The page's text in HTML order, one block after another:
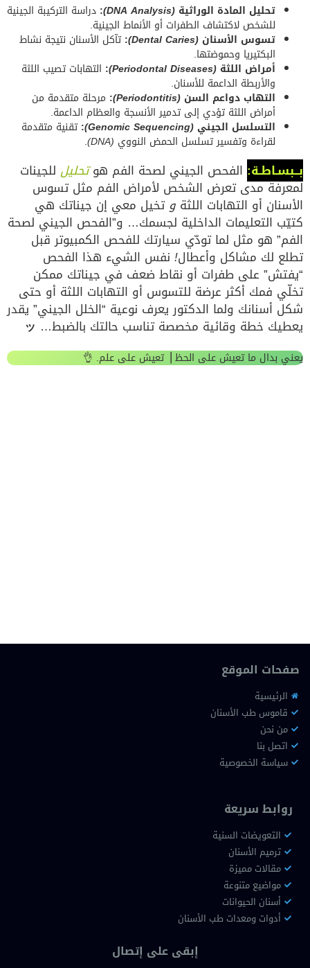
تحليل المادة الوراثية (DNA Analysis)
: دراسة التركيبة الجينية
للشخص لاكتشاف الطفرات أو الأنماط الجينية.
تسوس الأسنان (Dental Caries)
: تآكل الأسنان نتيجة نشاط
البكتيريا وحموضتها.
أمراض اللثة (Periodontal Diseases)
: التهابات تصيب اللثة
والأربطة الداعمة للأسنان.
التهاب دواعم السن (Periodontitis)
: مرحلة متقدمة من
أمراض اللثة تؤدي إلى تدمير الأنسجة والعظام الداعمة.
التسلسل الجيني (Genomic Sequencing)
: تقنية متقدمة
لقراءة وتفسير تسلسل الحمض النووي (DNA)
.
بــبسـاطـة: الفحص الجيني لصحة الفم هوتحليل للجينات
لمعرفة مدى تعرض الشخص لأمراض الفم مثل تسوس
الأسنان أو التهابات اللثة وتخيل معي إن جيناتك هي
كتيّب التعليمات الداخلية لجسمك… و”الفحص الجيني لصحة
الفم” هو مثل لما تودّي سيارتك للفحص الكمبيوتر قبل
تطلع لك مشاكل وأعطال! نفس الشيء هذا الفحص
“يفتش” على طفرات أو نقاط ضعف في جيناتك ممكن
تخلّي فمك أكثر عرضة للتسوس أو التهابات اللثة أو حتى
شكل أسنانك ولما الدكتور يعرف نوعية “الخلل الجيني” يقدر
يعطيك خطة وقائية مخصصة تناسب حالتك بالضبط… ッ
يعني بدال ما تعيش على الحظ ▕تعيش على علم. 👌
صفحات الموقع
الرئيسية
قاموس طب الأسنان
من نحن
اتصل بنا
سياسة الخصوصية
روابط سريعة
التعويضات السنية
ترميم الأسنان
مقالات مميزة
مواضيع متنوعة
أسنان الحيوانات
أدوات ومعدات طب الأسنان
إبقى على إتصال